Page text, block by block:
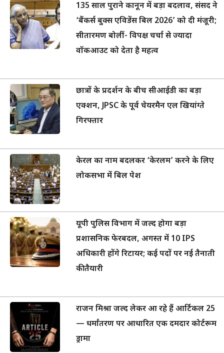
135 साल पुराने कानून में बड़ा बदलाव, संसद ने
‘बैंकर्स बुक्स एविडेंस बिल 2026’ को दी मंजूरी;
सीतारमण बोलीं- विपक्ष चर्चा से ज्यादा
वॉकआउट को देता है महत्व
छात्रों के प्रदर्शन के बीच सीआईडी का बड़ा
एक्शन, JPSC के पूर्व चेयरमैन एल खियांग्ते
गिरफ्तार
केरल का नाम बदलकर ‘केरलम’ करने के लिए
लोकसभा में बिल पेश
यूपी पुलिस विभाग में जल्द होगा बड़ा
प्रशासनिक फेरबदल, अगस्त में 10 IPS
अधिकारी होंगे रिटायर; कई पदों पर नई तैनाती
की तैयारी
राजन मिश्रा जल्द लेकर आ रहे हैं आर्टिकल 25
— धर्मांतरण पर आधारित एक दमदार कोर्टरूम
ड्रामा